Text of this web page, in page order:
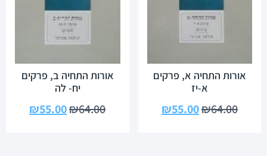
אורות התחיה א, פרקים
א-יז
₪64.00
₪55.00
אורות התחיה ב, פרקים
יח- לה
₪64.00
₪55.00